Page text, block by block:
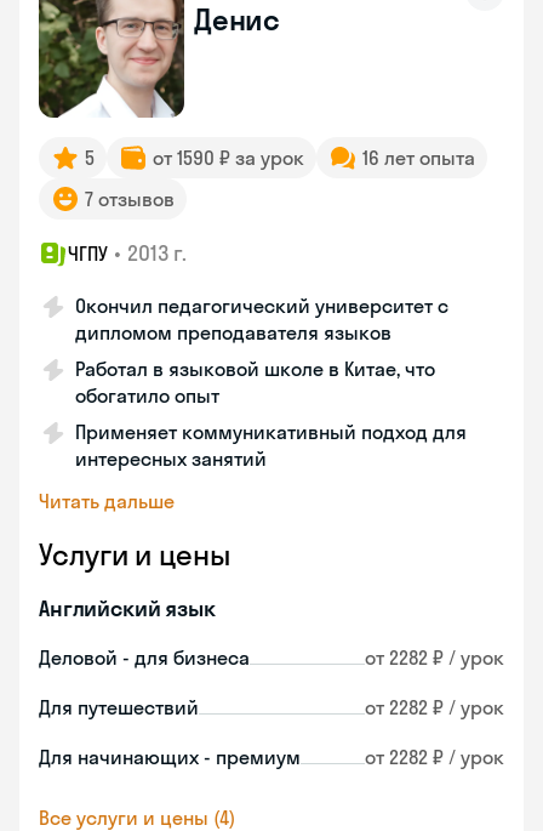
Денис
5 от 1590 ₽ за урок
16 лет опыта
7 отзывов
ЧГПУ • 2013 г.
Окончил педагогический университет с
дипломом преподавателя языков
Работал в языковой школе в Китае, что
обогатило опыт
Применяет коммуникативный подход для
интересных занятий
Читать дальше
Услуги и цены
Английский язык
Деловой - для бизнеса от 2282 ₽ / урок
Для путешествий от 2282 ₽ / урок
Для начинающих - премиум от 2282 ₽ / урок
Все услуги и цены (4)